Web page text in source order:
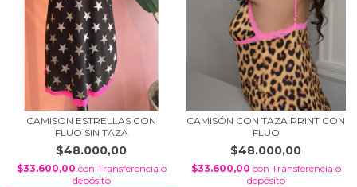
CAMISON ESTRELLAS CON
FLUO SIN TAZA
$48.000,00
$33.600,00 con Transferencia o
depósito
CAMISÓN CON TAZA PRINT CON
FLUO
$48.000,00
$33.600,00 con Transferencia o
depósito